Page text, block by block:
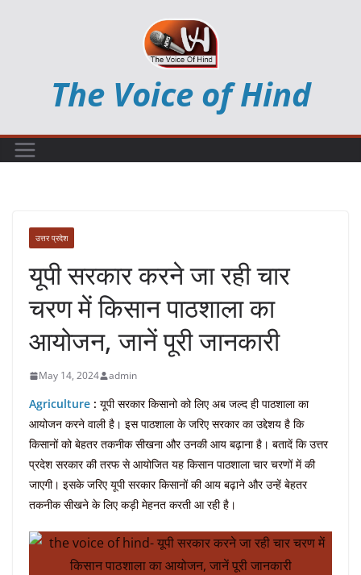
The Voice of Hind
उत्तर प्रदेश
यूपी सरकार करने जा रही चार
चरण में किसान पाठशाला का
आयोजन, जानें पूरी जानकारी
May 14, 2024 admin
Agriculture : यूपी सरकार किसानो को लिए अब जल्द ही पाठशाला का
आयोजन करने वाली है। इस पाठशाला के जरिए सरकार का उद्देशय है कि
किसानों को बेहतर तकनीक सीखना और उनकी आय बढ़ाना है। बतादें कि उत्तर
प्रदेश सरकार की तरफ से आयोजित यह किसान पाठशाला चार चरणों में की
जाएगी। इसके जरिए यूपी सरकार किसानों की आय बढ़ाने और उन्हें बेहतर
तकनीक सीखने के लिए कड़ी मेहनत करती आ रही है।